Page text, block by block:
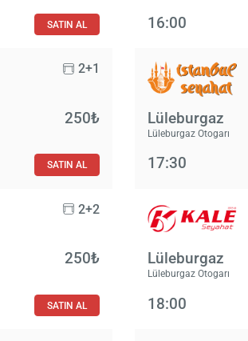
SATIN AL 16:00
2+1
250₺
SATIN AL
Lüleburgaz
Lüleburgaz Otogarı
17:30
2+2
250₺
SATIN AL
Lüleburgaz
Lüleburgaz Otogarı
18:00